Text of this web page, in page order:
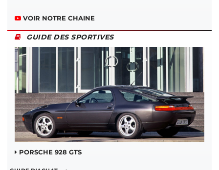
VOIR NOTRE CHAINE
GUIDE DES SPORTIVES
PORSCHE 928 GTS